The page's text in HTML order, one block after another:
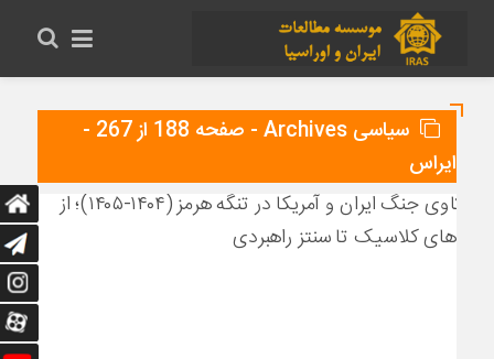
سیاسی Archives - صفحه 188 از 267 -
ایراس